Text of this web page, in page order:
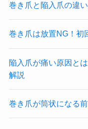
巻き爪と陥入爪の違
巻き爪は放置NG！初
陥入爪が痛い原因と
解説
巻き爪が筒状になる